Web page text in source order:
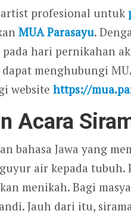
profesional untuk
MUA Parasayu.
hari pernikahan
menghubungi
website https://
Acara
bahasa Jawa yang
air kepada tubuh.
menikah. Bagi
Jauh dari itu,